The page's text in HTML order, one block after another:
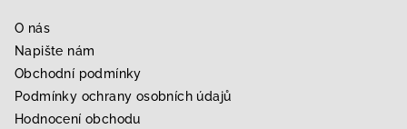
O nás
Napište nám
Obchodní podmínky
Podmínky ochrany osobních údajů
Hodnocení obchodu